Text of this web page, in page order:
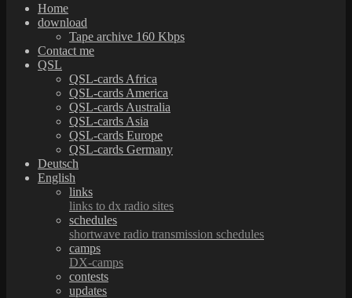
Home
download
Tape archive 160 Kbps
Contact me
QSL
QSL-cards Africa
QSL-cards America
QSL-cards Australia
QSL-cards Asia
QSL-cards Europe
QSL-cards Germany
Deutsch
English
links
links to dx radio sites
schedules
shortwave radio transmission schedules
camps
DX-camps
contests
updates